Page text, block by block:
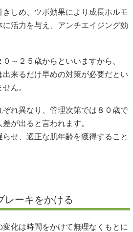
しめ、ツボ効果により成長ホルモ
に活力を与え、アンチエイジング効
～２５歳からといいますから、
来るだけ早めの対策が必要だとい
ん。
れ異なり、管理次第では８０歳で
が出ると言われます。
せ、適正な肌年齢を獲得すること
レーキをかける
化は時間をかけて無理なくもとに